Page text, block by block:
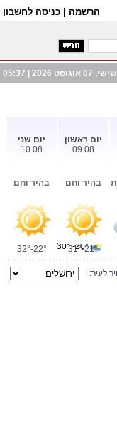
הרשמה | כניסה לחשבון
אוגוסט 2026 | 05:37
יום שני
10.08
בהיר וחם
32°-22°
יום ראשון
09.08
בהיר וחם
31°-21°
לעיר:
20°- 30°